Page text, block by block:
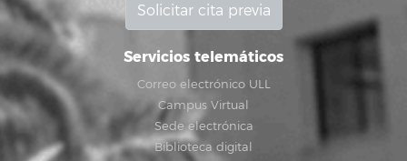
Solicitar cita previa
Servicios telemáticos
Correo electrónico ULL
Campus Virtual
Sede electrónica
Biblioteca digital